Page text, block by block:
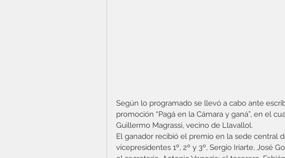
Según lo programado se llevó a cabo ante
promoción “Pagá en la Cámara y ganá”, en el
Guillermo Magrassi, vecino de Llavallol.
El ganador recibió el premio en la sede central
vicepresidentes 1º, 2º y 3º, Sergio Iriarte, José